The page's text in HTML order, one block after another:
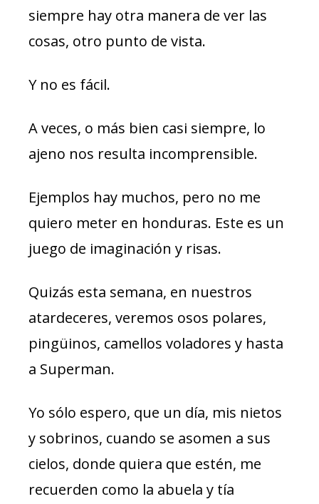
siempre hay otra manera de ver las
cosas, otro punto de vista.
Y no es fácil.
A veces, o más bien casi siempre, lo
ajeno nos resulta incomprensible.
Ejemplos hay muchos, pero no me
quiero meter en honduras. Este es un
juego de imaginación y risas.
Quizás esta semana, en nuestros
atardeceres, veremos osos polares,
pingüinos, camellos voladores y hasta
a Superman.
Yo sólo espero, que un día, mis nietos
y sobrinos, cuando se asomen a sus
cielos, donde quiera que estén, me
recuerden como la abuela y tía